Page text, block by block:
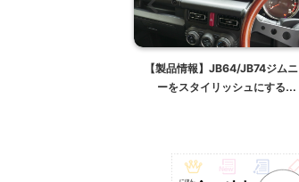
【製品情報】JB64/JB74ジムニ
ーをスタイリッシュにする